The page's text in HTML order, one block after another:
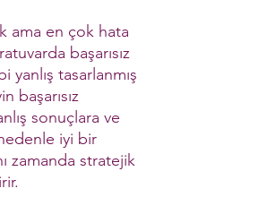
ama en çok hata
başarısız
tasarlanmış
başarısız
sonuçlara ve
iyi bir
zamanda stratejik